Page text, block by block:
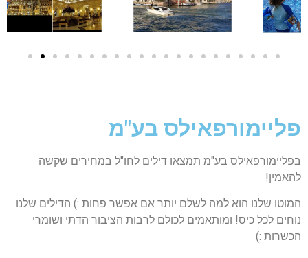
פליימורפאילס בע"מ
בפליימורפאילס בע"מ תמצאו דילים לחו"ל במחירים שקשה
להאמין!
המוטו שלנו הוא למה לשלם יותר אם אפשר פחות :) הדילים שלנו
נוחים לכל כיס! ומותאמים לכולם לרבות הציבור הדתי ושומרי
הכשרות :)